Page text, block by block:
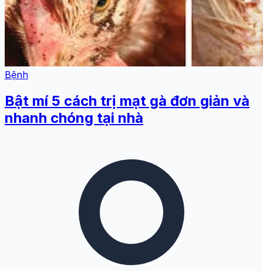
Bệnh
Bật mí 5 cách trị mạt gà đơn giản và
nhanh chóng tại nhà